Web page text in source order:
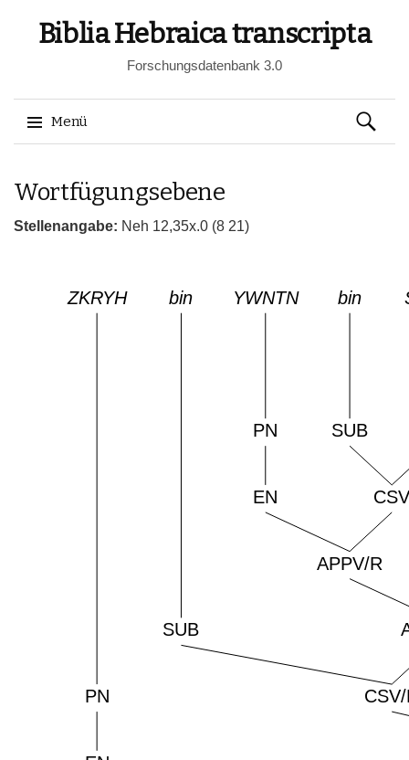
Biblia Hebraica transcripta
Forschungsdatenbank 3.0
Menü
zum
Suchen
nach:
Wortfügungsebene
Stellenangabe: Neh 12,35x.0 (8 21)